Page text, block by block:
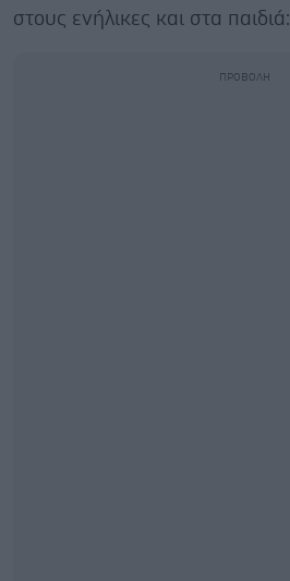
στους ενήλικες και στα παιδιά: